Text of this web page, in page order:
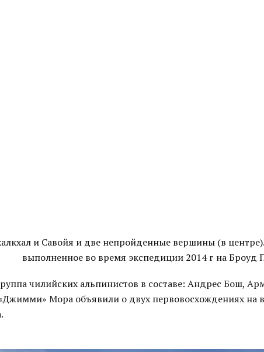
и Савойя и две непройденные вершины (в
выполненное во время экспедиции 2014 г на Броуд
чилийских альпинистов в составе: Андрес Бош,
Мора объявили о двух первовосхождениях на